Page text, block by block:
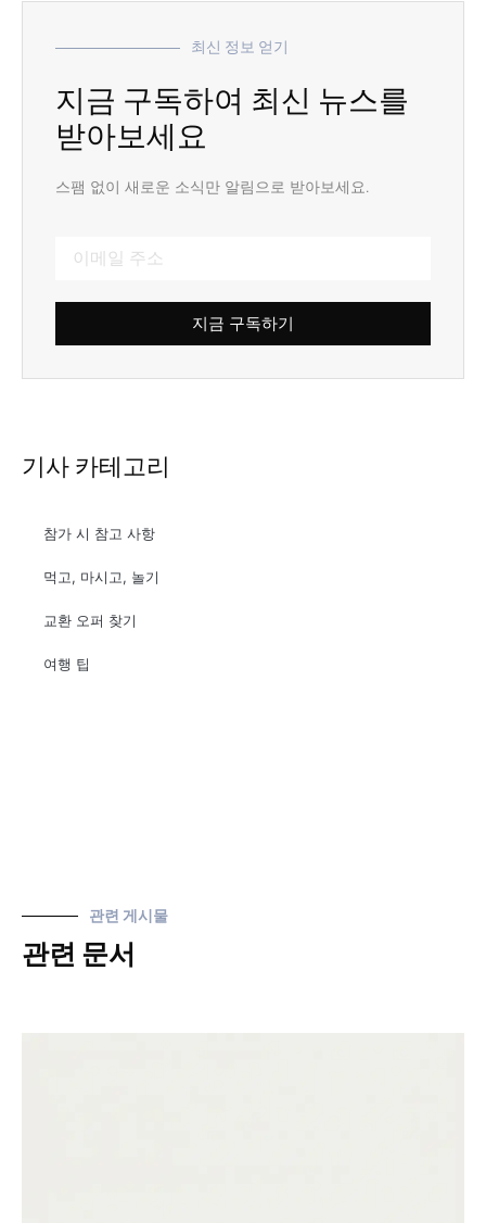
최신 정보 얻기
지금 구독하여 최신 뉴스를
받아보세요
스팸 없이 새로운 소식만 알림으로 받아보세요.
지금 구독하기
기사 카테고리
참가 시 참고 사항
먹고, 마시고, 놀기
교환 오퍼 찾기
여행 팁
관련 게시물
관련 문서